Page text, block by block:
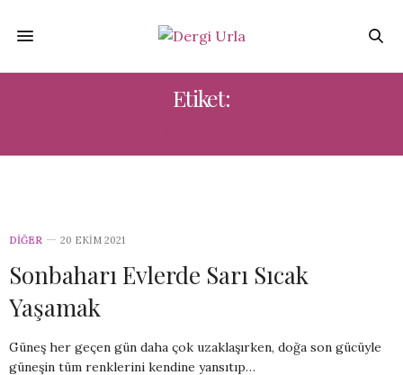
Etiket:
DIĞER 20 EKIM 2021
Sonbaharı Evlerde Sarı Sıcak
Yaşamak
Güneş her geçen gün daha çok uzaklaşırken, doğa son gücüyle
güneşin tüm renklerini kendine yansıtıp…